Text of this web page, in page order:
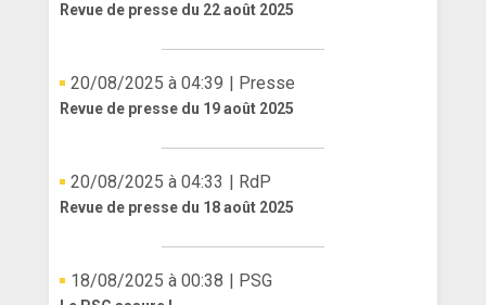
Revue de presse du 22 août 2025
20/08/2025 à 04:39 | Presse
Revue de presse du 19 août 2025
20/08/2025 à 04:33 | RdP
Revue de presse du 18 août 2025
18/08/2025 à 00:38 | PSG